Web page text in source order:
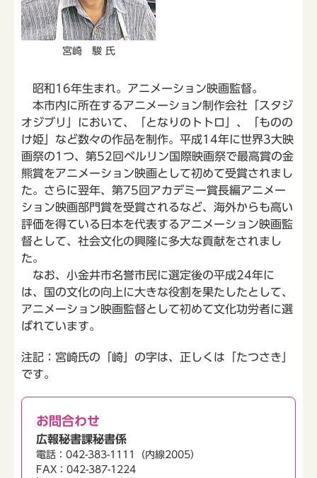
宮崎 駿 氏
昭和16年生まれ。アニメーション映画監督。
本市内に所在するアニメーション制作会社「スタジ
オジブリ」において、「となりのトトロ」、「ものの
け姫」など数々の作品を制作。平成14年に世界3大映
画祭の1つ、第52回ベルリン国際映画祭で最高賞の金
熊賞をアニメーション映画として初めて受賞されまし
た。さらに翌年、第75回アカデミー賞長編アニメー
ション映画部門賞を受賞されるなど、海外からも高い
評価を得ている日本を代表するアニメーション映画監
督として、社会文化の興隆に多大な貢献をされまし
た。
なお、小金井市名誉市民に選定後の平成24年に
は、国の文化の向上に大きな役割を果たしたとして、
アニメーション映画監督として初めて文化功労者に選
ばれています。
注記：宮崎氏の「崎」の字は、正しくは「たつさき」
です。
お問合わせ
広報秘書課秘書係
電話：042-383-1111（内線2005）
FAX：042-387-1224